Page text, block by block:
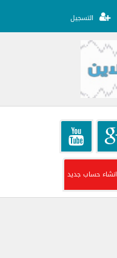
التسجيل
انشاء حساب جديد